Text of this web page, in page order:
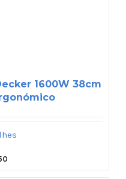
1600W 38cm